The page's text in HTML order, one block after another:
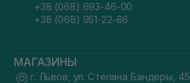
+38 (068) 693-46-00
+38 (068) 951-22-86
МАГАЗИНЫ
г. Львов, ул. Степана Бандеры, 45